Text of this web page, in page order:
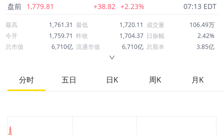
盘前 1,779.81 +38.82 +2.23% 07:13 EDT
最高 1,761.31 最低 1,720.11 成交量
106.49万
今开
1,759.71 昨收 1,704.37 日振幅
2.42%
总市值
6,710亿 流通市值 6,710亿 总股本
3.85亿
52周最高
1,999.96 市盈率
55.24
股息
分时 五日 日K 周K 月K